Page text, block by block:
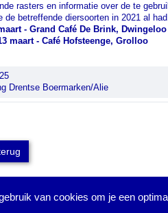
van cookies om je een
rasters en informatie over de te
de betreffende diersoorten in 2021 al had.
- Grand Café De Brink, Dwingeloo
maart - Café Hofsteenge, Grolloo
Drentse Boermarken/Alie